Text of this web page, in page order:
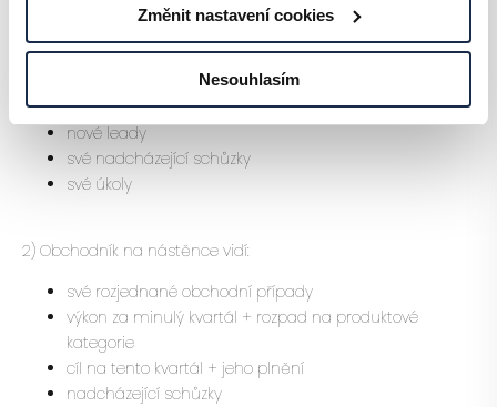
Změnit nastavení cookies
Nesouhlasím
1) Markeťák na nástěnce vidí:
průběh a úspěšnost kampaní
vyhrané obchody podle zdrojů (web, cold calls,
emailová kampaň)
nové leady
své nadcházející schůzky
své úkoly
2) Obchodník na nástěnce vidí:
své rozjednané obchodní případy
výkon za minulý kvartál + rozpad na produktové
kategorie
cíl na tento kvartál + jeho plnění
nadcházející schůzky